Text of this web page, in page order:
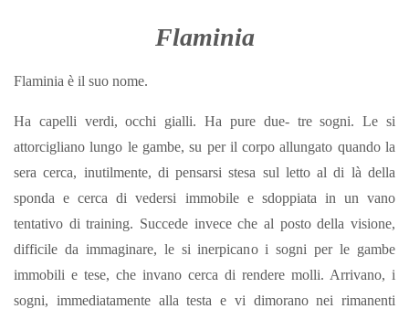
Flaminia
Flaminia è il suo nome.
Ha capelli verdi, occhi gialli. Ha pure due- tre sogni. Le si
attorcigliano lungo le gambe, su per il corpo allungato quando la
sera cerca, inutilmente, di pensarsi stesa sul letto al di là della
sponda e cerca di vedersi immobile e sdoppiata in un vano
tentativo di training. Succede invece che al posto della visione,
difficile da immaginare, le si inerpicano i sogni per le gambe
immobili e tese, che invano cerca di rendere molli. Arrivano, i
sogni, immediatamente alla testa e vi dimorano nei rimanenti